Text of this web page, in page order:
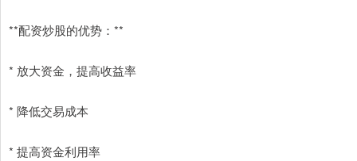
**配资炒股的优势：**
* 放大资金，提高收益率
* 降低交易成本
* 提高资金利用率